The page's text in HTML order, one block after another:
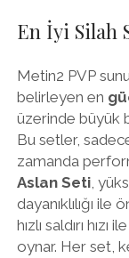
En İyi Silah
Metin2 PVP
belirleyen en
üzerinde büyük
Bu setler,
zamanda
Aslan Seti,
dayanıklılığı ile
hızlı saldırı
oynar. Her set,